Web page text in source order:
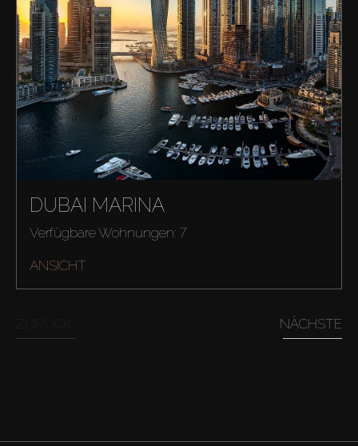
DUBAI MARINA
Verfügbare Wohnungen: 7
ANSICHT
NÄCHSTE